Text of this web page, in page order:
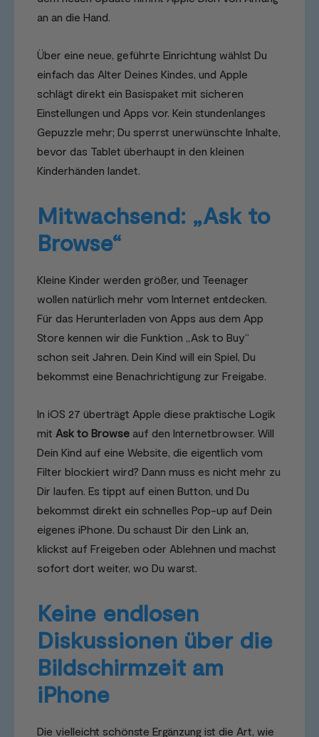
an an die Hand.
Über eine neue, geführte Einrichtung wählst Du
einfach das Alter Deines Kindes, und Apple
schlägt direkt ein Basispaket mit sicheren
Einstellungen und Apps vor. Kein stundenlanges
Gepuzzle mehr; Du sperrst unerwünschte Inhalte,
bevor das Tablet überhaupt in den kleinen
Kinderhänden landet.
Mitwachsend: „Ask to
Browse“
Kleine Kinder werden größer, und Teenager
wollen natürlich mehr vom Internet entdecken.
Für das Herunterladen von Apps aus dem App
Store kennen wir die Funktion „Ask to Buy“
schon seit Jahren. Dein Kind will ein Spiel, Du
bekommst eine Benachrichtigung zur Freigabe.
In iOS 27 überträgt Apple diese praktische Logik
mit Ask to Browse auf den Internetbrowser. Will
Dein Kind auf eine Website, die eigentlich vom
Filter blockiert wird? Dann muss es nicht mehr zu
Dir laufen. Es tippt auf einen Button, und Du
bekommst direkt ein schnelles Pop-up auf Dein
eigenes iPhone. Du schaust Dir den Link an,
klickst auf Freigeben oder Ablehnen und machst
sofort dort weiter, wo Du warst.
Keine endlosen
Diskussionen über die
Bildschirmzeit am
iPhone
Die vielleicht schönste Ergänzung ist die Art, wie